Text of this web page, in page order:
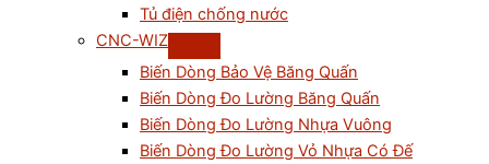
Tủ điện chống nước
CNC-WIZ
Biến Dòng Bảo Vệ Băng Quấn
Biến Dòng Đo Lường Băng Quấn
Biến Dòng Đo Lường Nhựa Vuông
Biến Dòng Đo Lường Vỏ Nhựa Có Đế